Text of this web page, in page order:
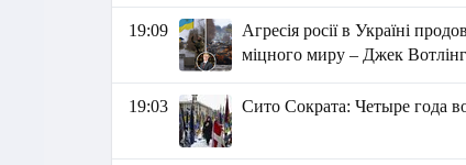
19:09
Агресія росії в Україні
міцного миру – Джек Вотлінг
19:03 Сито Сократа: Четыре года